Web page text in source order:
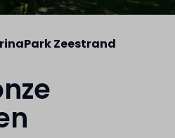
Zeestrand